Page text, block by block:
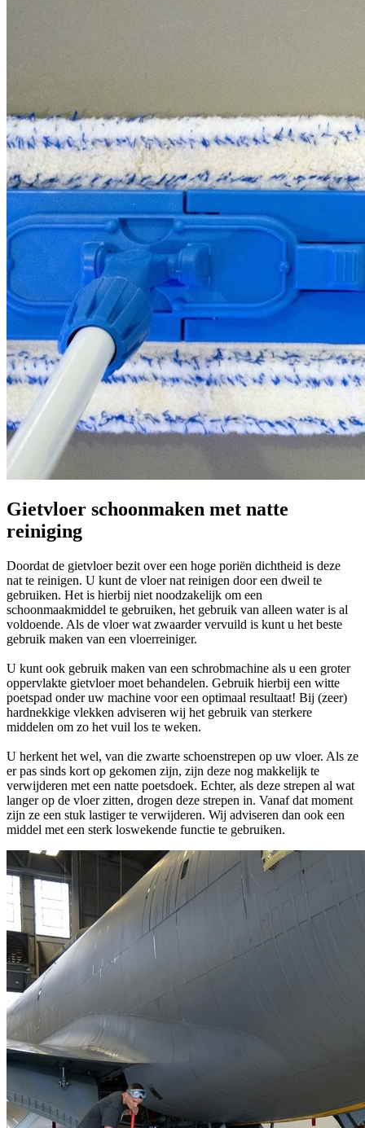
Gietvloer schoonmaken met natte
reiniging
Doordat de gietvloer bezit over een hoge poriën dichtheid is deze
nat te reinigen. U kunt de vloer nat reinigen door een dweil te
gebruiken. Het is hierbij niet noodzakelijk om een
schoonmaakmiddel te gebruiken, het gebruik van alleen water is al
voldoende. Als de vloer wat zwaarder vervuild is kunt u het beste
gebruik maken van een vloerreiniger.
U kunt ook gebruik maken van een schrobmachine als u een groter
oppervlakte gietvloer moet behandelen. Gebruik hierbij een witte
poetspad onder uw machine voor een optimaal resultaat! Bij (zeer)
hardnekkige vlekken adviseren wij het gebruik van sterkere
middelen om zo het vuil los te weken.
U herkent het wel, van die zwarte schoenstrepen op uw vloer. Als ze
er pas sinds kort op gekomen zijn, zijn deze nog makkelijk te
verwijderen met een natte poetsdoek. Echter, als deze strepen al wat
langer op de vloer zitten, drogen deze strepen in. Vanaf dat moment
zijn ze een stuk lastiger te verwijderen. Wij adviseren dan ook een
middel met een sterk loswekende functie te gebruiken.